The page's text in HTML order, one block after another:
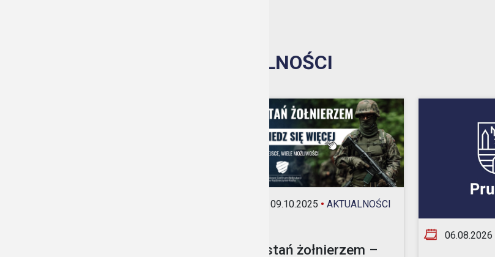
NAJNOWSZE AKTUALNOŚCI
09.10.2025 • AKTUALNOŚCI
Zostań żołnierzem –
06.08.2026